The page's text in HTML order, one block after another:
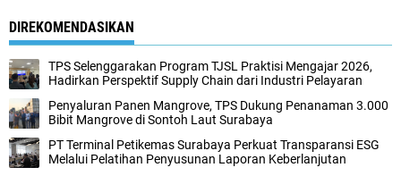
DIREKOMENDASIKAN
TPS Selenggarakan Program TJSL Praktisi Mengajar 2026,
Hadirkan Perspektif Supply Chain dari Industri Pelayaran
Penyaluran Panen Mangrove, TPS Dukung Penanaman 3.000
Bibit Mangrove di Sontoh Laut Surabaya
PT Terminal Petikemas Surabaya Perkuat Transparansi ESG
Melalui Pelatihan Penyusunan Laporan Keberlanjutan